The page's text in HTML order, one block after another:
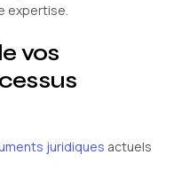
expertise.
vos
juridiques actuels